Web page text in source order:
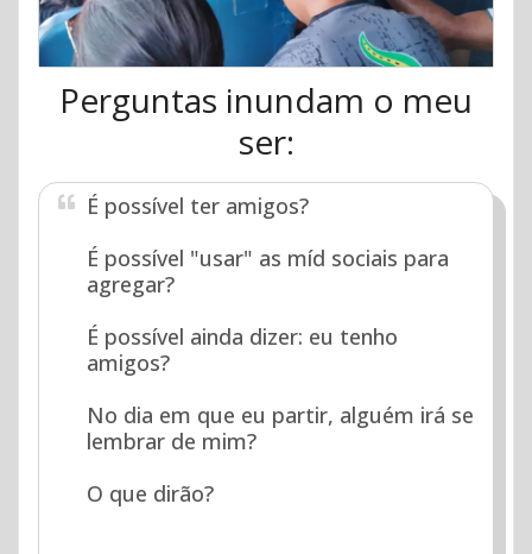
Perguntas inundam o meu
ser:
É possível ter amigos?
É possível "usar" as míd sociais para
agregar?
É possível ainda dizer: eu tenho
amigos?
No dia em que eu partir, alguém irá se
lembrar de mim?
O que dirão?